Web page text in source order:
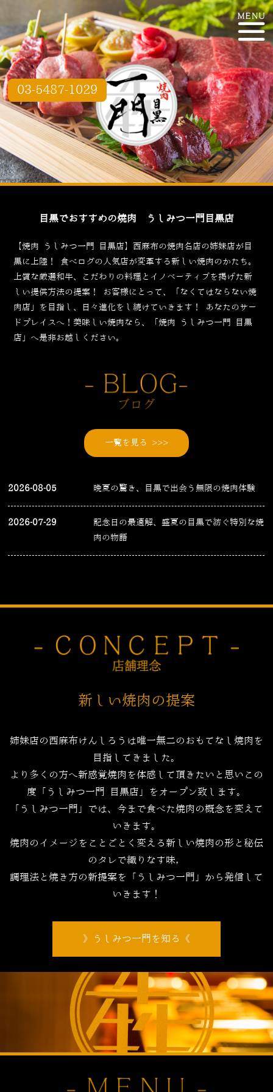
03-5487-1029
目黒でおすすめの焼肉 うしみつ一門目黒店
【焼肉 うしみつ一門 目黒店】西麻布の焼肉名店の姉妹店が目
黒に上陸！
食べログの人気店が変革する新しい焼肉のかたち。
上質な厳選和牛、こだわりの料理とイノベーティブを掲げた新
しい提供方法の提案！
お客様にとって、「なくてはならない焼
肉店」を目指し、日々進化をし続けていきます！
あなたのサー
ドプレイスへ！美味しい焼肉なら、「焼肉 うしみつ一門 目黒
店」へ是非お越しください。
一覧を見る >>>
2026-08-05 晩夏の驚き、目黒で出会う無限の焼肉体験
2026-07-29
記念日の最適解、盛夏の目黒で紡ぐ特別な焼
肉の物語
新しい焼肉の提案
姉妹店の西麻布けんしろうは唯一無二のおもてなし焼肉を
目指してきました。
より多くの方へ新感覚焼肉を体感して頂きたいと思いこの
度「うしみつ一門 目黒店」をオープン致します。
「うしみつ一門」では、今まで食べた焼肉の概念を変えて
いきます。
焼肉のイメージをことごとく変える新しい焼肉の形と秘伝
のタレで織りなす味，
調理法と焼き方の新提案を「うしみつ一門」から発信して
いきます！
うしみつ一門を知る